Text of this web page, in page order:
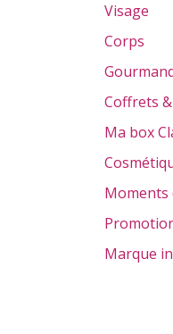
Visage
Corps
Coffrets
Ma box
Moments
Marque